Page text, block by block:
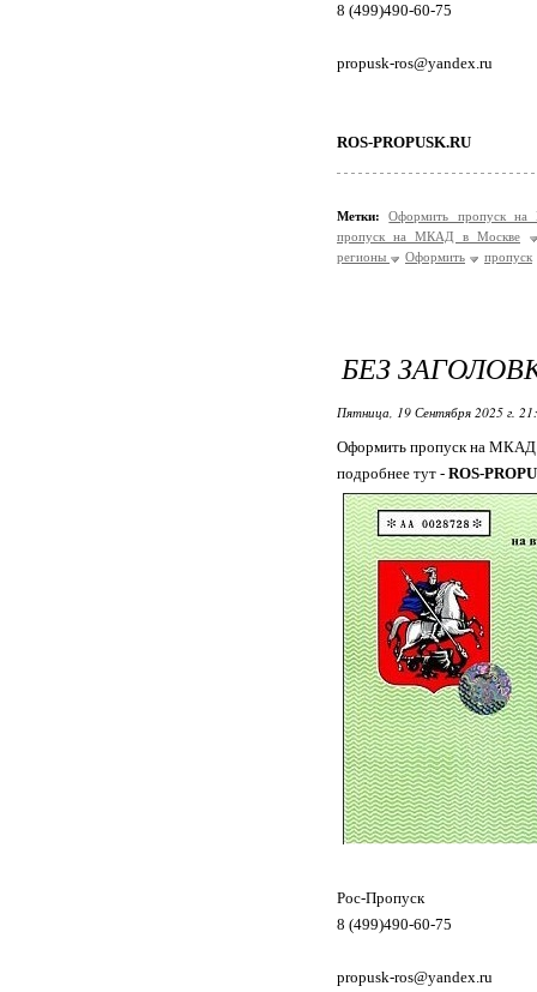
8 (499)490-60-75
propusk-ros@yandex.ru
ROS-PROPUSK.RU
Метки:
Оформить пропуск
пропуск на МКАД в Москве
регионы
Оформить пропуск
БЕЗ
Пятница, 19 Сентября 2025 г.
Оформить пропуск на МКАД
подробнее тут - ROS-
Рос-Пропуск
8 (499)490-60-75
propusk-ros@yandex.ru